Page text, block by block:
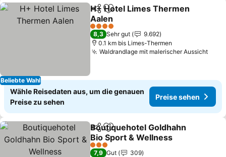
Beliebte Wahl
TeilenZu Favoriten hinzufügen
H+ Hotel Limes Thermen
Aalen
Preise sehen
4 Sterne
8,3 Sehr gut
9.692
0.1 km bis Limes-Thermen
Waldrandlage mit malerischer Aussicht
Wähle Reisedaten aus, um die genauen
Preise zu sehen
Preise sehen
TeilenZu Favoriten hinzufügen
Boutiquehotel Goldhahn
Bio Sport & Wellness
Preise sehen
3 Sterne
7,9 Gut
309